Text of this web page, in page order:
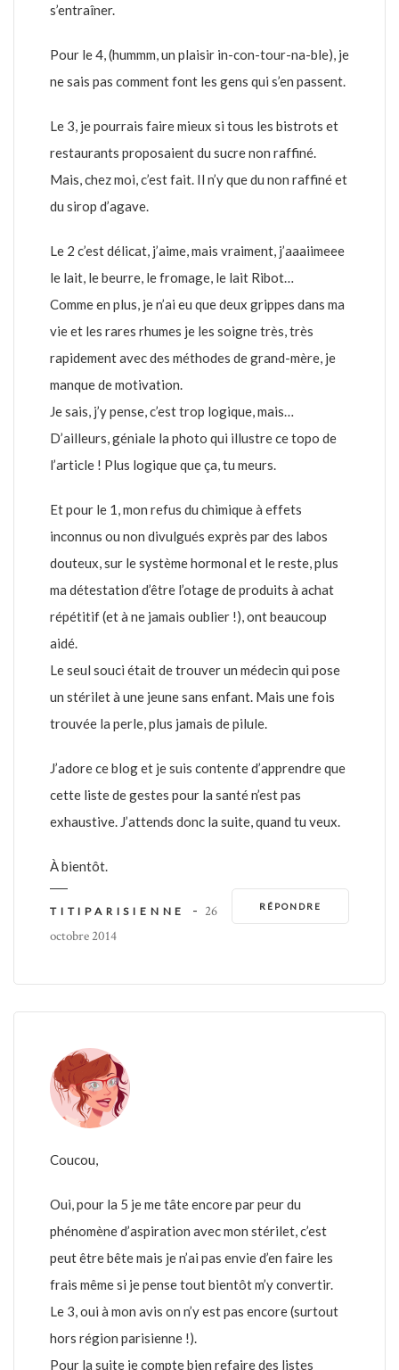
s’entraîner.
Pour le 4, (hummm, un plaisir in-con-tour-na-ble), je
ne sais pas comment font les gens qui s’en passent.
Le 3, je pourrais faire mieux si tous les bistrots et
restaurants proposaient du sucre non raffiné.
Mais, chez moi, c’est fait. Il n’y que du non raffiné et
du sirop d’agave.
Le 2 c’est délicat, j’aime, mais vraiment, j’aaaiimeee
le lait, le beurre, le fromage, le lait Ribot…
Comme en plus, je n’ai eu que deux grippes dans ma
vie et les rares rhumes je les soigne très, très
rapidement avec des méthodes de grand-mère, je
manque de motivation.
Je sais, j’y pense, c’est trop logique, mais…
D’ailleurs, géniale la photo qui illustre ce topo de
l’article ! Plus logique que ça, tu meurs.
Et pour le 1, mon refus du chimique à effets
inconnus ou non divulgués exprès par des labos
douteux, sur le système hormonal et le reste, plus
ma détestation d’être l’otage de produits à achat
répétitif (et à ne jamais oublier !), ont beaucoup
aidé.
Le seul souci était de trouver un médecin qui pose
un stérilet à une jeune sans enfant. Mais une fois
trouvée la perle, plus jamais de pilule.
J’adore ce blog et je suis contente d’apprendre que
cette liste de gestes pour la santé n’est pas
exhaustive. J’attends donc la suite, quand tu veux.
À bientôt.
RÉPONDRE
TITIPARISIENNE - 26
octobre 2014
Coucou,
Oui, pour la 5 je me tâte encore par peur du
phénomène d’aspiration avec mon stérilet, c’est
peut être bête mais je n’ai pas envie d’en faire les
frais même si je pense tout bientôt m’y convertir.
Le 3, oui à mon avis on n’y est pas encore (surtout
hors région parisienne !).
Pour la suite je compte bien refaire des listes